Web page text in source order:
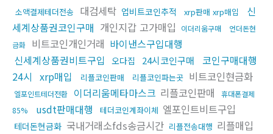
소액결제테더전송 대검세탁 업비트코인추적 xrp판매 xrp매입
신
세계상품권코인구매 개인지갑 고가매입 이더리움구매
언더돈현
금화
비트코인개인거래 바이낸스구입대행
신세계상품권비트구입 오다집 24시코인구매
코인구매대행
24시 xrp매입 리플코인판매 리플코인파는곳 비트코인현금화
엘포인트테더전환 이더리움메타마스크 리플코인판매
휴대폰결제
85%
usdt판매대행 테더코인계좌이체 엘포인트비트구입
테더돈현금화 국내거래소fds송금시간 리플전송대행 리플매입